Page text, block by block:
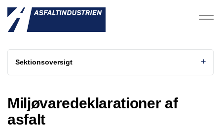
Sektionsoversigt
Miljøvaredeklarationer af
asfalt